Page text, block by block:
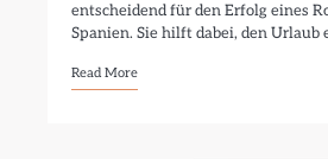
entscheidend für den Erfolg eines
Spanien. Sie hilft dabei, den
Read More